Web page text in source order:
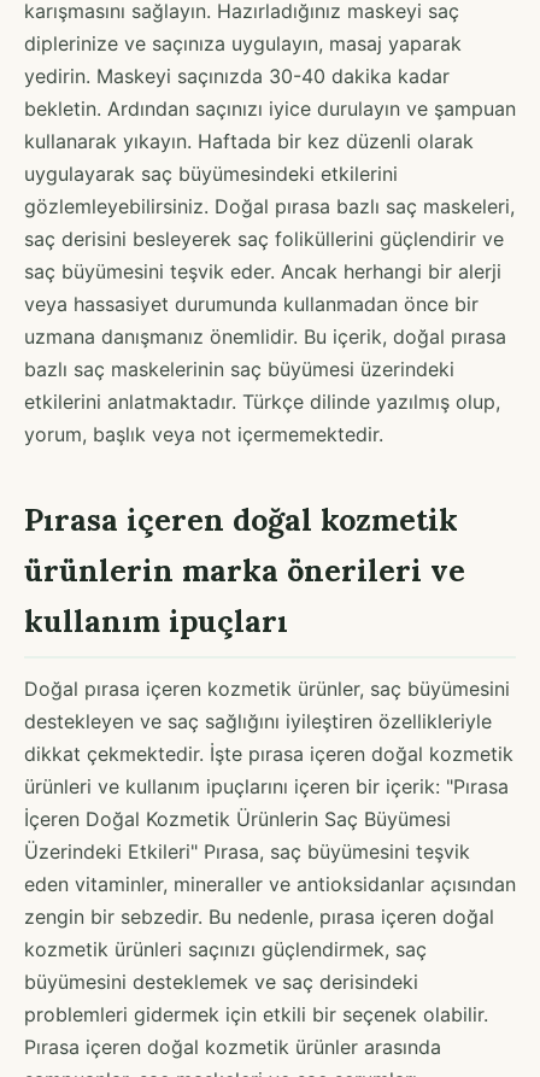
karışmasını sağlayın. Hazırladığınız maskeyi saç
diplerinize ve saçınıza uygulayın, masaj yaparak
yedirin. Maskeyi saçınızda 30-40 dakika kadar
bekletin. Ardından saçınızı iyice durulayın ve şampuan
kullanarak yıkayın. Haftada bir kez düzenli olarak
uygulayarak saç büyümesindeki etkilerini
gözlemleyebilirsiniz. Doğal pırasa bazlı saç maskeleri,
saç derisini besleyerek saç foliküllerini güçlendirir ve
saç büyümesini teşvik eder. Ancak herhangi bir alerji
veya hassasiyet durumunda kullanmadan önce bir
uzmana danışmanız önemlidir. Bu içerik, doğal pırasa
bazlı saç maskelerinin saç büyümesi üzerindeki
etkilerini anlatmaktadır. Türkçe dilinde yazılmış olup,
yorum, başlık veya not içermemektedir.
Pırasa içeren doğal kozmetik
ürünlerin marka önerileri ve
kullanım ipuçları
Doğal pırasa içeren kozmetik ürünler, saç büyümesini
destekleyen ve saç sağlığını iyileştiren özellikleriyle
dikkat çekmektedir. İşte pırasa içeren doğal kozmetik
ürünleri ve kullanım ipuçlarını içeren bir içerik: "Pırasa
İçeren Doğal Kozmetik Ürünlerin Saç Büyümesi
Üzerindeki Etkileri" Pırasa, saç büyümesini teşvik
eden vitaminler, mineraller ve antioksidanlar açısından
zengin bir sebzedir. Bu nedenle, pırasa içeren doğal
kozmetik ürünleri saçınızı güçlendirmek, saç
büyümesini desteklemek ve saç derisindeki
problemleri gidermek için etkili bir seçenek olabilir.
Pırasa içeren doğal kozmetik ürünler arasında